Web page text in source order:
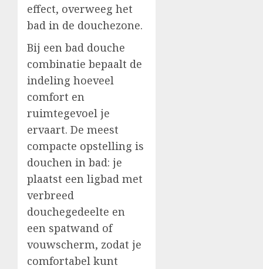
effect, overweeg het
bad in de douchezone.
Bij een bad douche
combinatie bepaalt de
indeling hoeveel
comfort en
ruimtegevoel je
ervaart. De meest
compacte opstelling is
douchen in bad: je
plaatst een ligbad met
verbreed
douchegedeelte en
een spatwand of
vouwscherm, zodat je
comfortabel kunt